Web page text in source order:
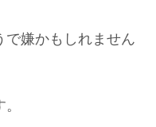
で嫌かもしれません